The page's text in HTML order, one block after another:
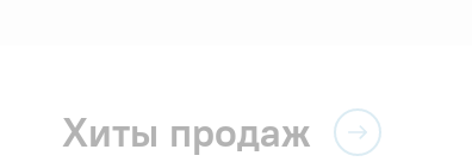
Хиты продаж